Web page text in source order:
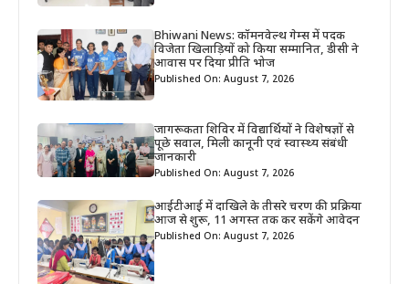
Bhiwani News: कॉमनवेल्थ गेम्स में पदक
विजेता खिलाड़ियों को किया सम्मानित, डीसी ने
आवास पर दिया प्रीति भोज
Published On: August 7, 2026
जागरूकता शिविर में विद्यार्थियों ने विशेषज्ञों से
पूछे सवाल, मिली कानूनी एवं स्वास्थ्य संबंधी
जानकारी
Published On: August 7, 2026
आईटीआई में दाखिले के तीसरे चरण की प्रक्रिया
आज से शुरू, 11 अगस्त तक कर सकेंगे आवेदन
Published On: August 7, 2026